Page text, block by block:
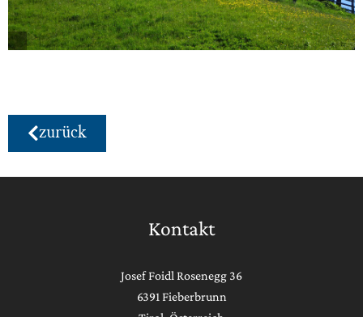
zurück
Kontakt
Josef Foidl Rosenegg 36
6391 Fieberbrunn